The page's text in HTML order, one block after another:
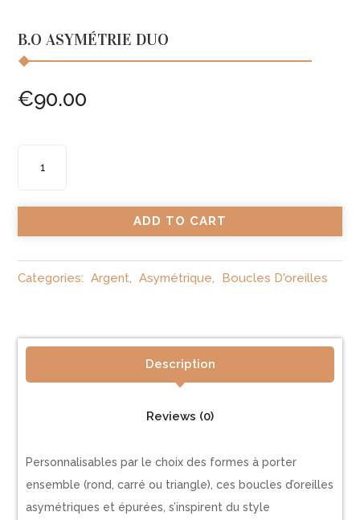
B.O ASYMÉTRIE DUO
€90.00
Asymétrie
quantity
ADD TO CART
Categories: Argent, Asymétrique, Boucles D'oreilles
Description
Reviews (0)
Personnalisables par le choix des formes à porter
ensemble (rond, carré ou triangle), ces boucles d’oreilles
asymétriques et épurées, s’inspirent du style